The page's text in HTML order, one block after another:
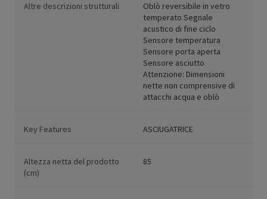
Altre descrizioni strutturali
Oblò reversibile in vetro
temperato Segnale
acustico di fine ciclo
Sensore temperatura
Sensore porta aperta
Sensore asciutto
Attenzione: Dimensioni
nette non comprensive di
attacchi acqua e oblò
Key Features ASCIUGATRICE
Altezza netta del prodotto
(cm)
85